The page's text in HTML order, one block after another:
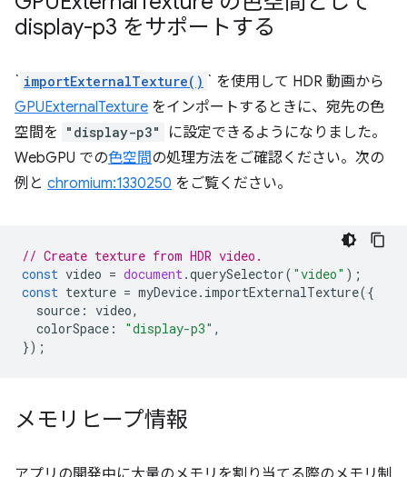
display-p3 をサポートする
` importExternalTexture() ` を使用して HDR 動画から
GPUExternalTexture をインポートするときに、宛先の色
空間を
"display-p3"
に設定できるようになりました。
WebGPU での色空間の処理方法をご確認ください。次の
例と chromium:1330250 をご覧ください。
// Create texture from HDR video.
const video = document .querySelector( "video" );
const texture = myDevice. importExternalTexture({
source : video,
colorSpace : "display-p3" ,
});
メモリヒープ情報